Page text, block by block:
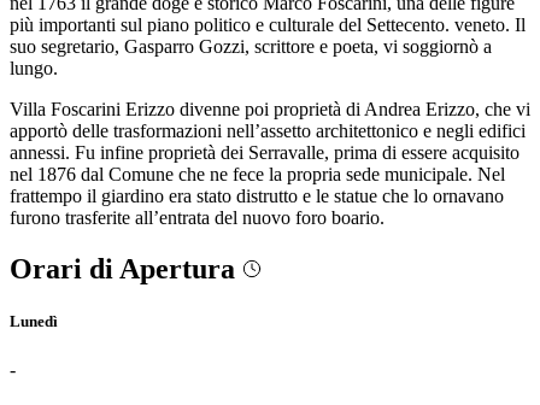
più importanti sul piano politico e culturale del Settecento. veneto. Il
suo segretario, Gasparro Gozzi, scrittore e poeta, vi soggiornò a
lungo.
Villa Foscarini Erizzo divenne poi proprietà di Andrea Erizzo, che vi
apportò delle trasformazioni nell’assetto architettonico e negli edifici
annessi. Fu infine proprietà dei Serravalle, prima di essere acquisito
nel 1876 dal Comune che ne fece la propria sede municipale. Nel
frattempo il giardino era stato distrutto e le statue che lo ornavano
furono trasferite all’entrata del nuovo foro boario.
Orari di Apertura
Lunedì
-